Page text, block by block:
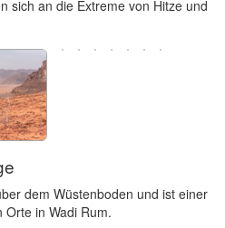
sich an die Extreme von Hitze und
dem Wüstenboden und ist einer
in Wadi Rum.